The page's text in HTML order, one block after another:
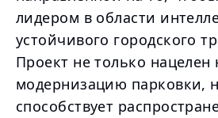
лидером в области
устойчивого городского
Проект не только нацелен
модернизацию парковки,
способствует